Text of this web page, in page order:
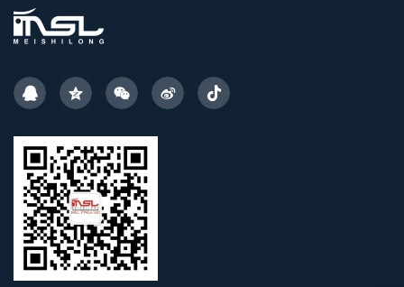
「fabrication」（製造）的
片）的生產工廠‌。2、晶圓
代工（Foundry）密切相
關，即專註於製造而非設
計.3、為芯片設計公司
（Fabless）提供生產服務
产业联盟常务秘书李方正
等出席此次发布会。